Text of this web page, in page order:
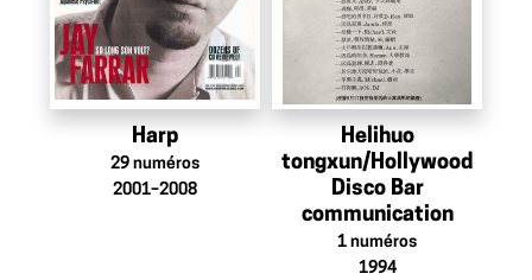
Harp
29 numéros
2001–2008
Helihuo
tongxun/Hollywood
Disco Bar
communication
1 numéros
1994